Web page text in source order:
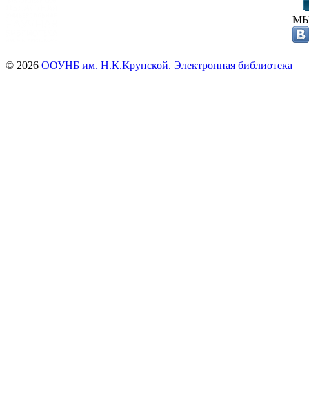
© 2026 ООУНБ им. Н.К.Крупской. Электронная библиотека